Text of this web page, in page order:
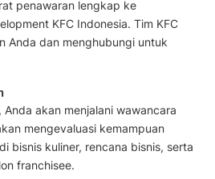
penawaran lengkap ke
KFC Indonesia. Tim KFC
Anda dan menghubungi untuk
akan menjalani wawancara
mengevaluasi kemampuan
bisnis kuliner, rencana bisnis, serta
franchisee.